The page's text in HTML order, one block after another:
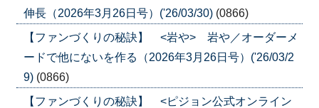
伸長（2026年3月26日号）('26/03/30) (0866)
【ファンづくりの秘訣】 <岩や> 岩や／オーダーメ
ードで他にないを作る（2026年3月26日号）('26/03/2
9) (0866)
【ファンづくりの秘訣】 <ピジョン公式オンライン